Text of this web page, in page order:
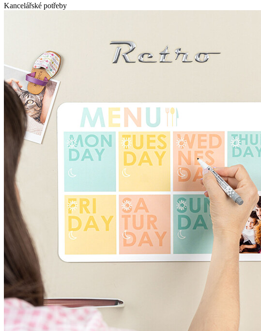
Kancelářské potřeby